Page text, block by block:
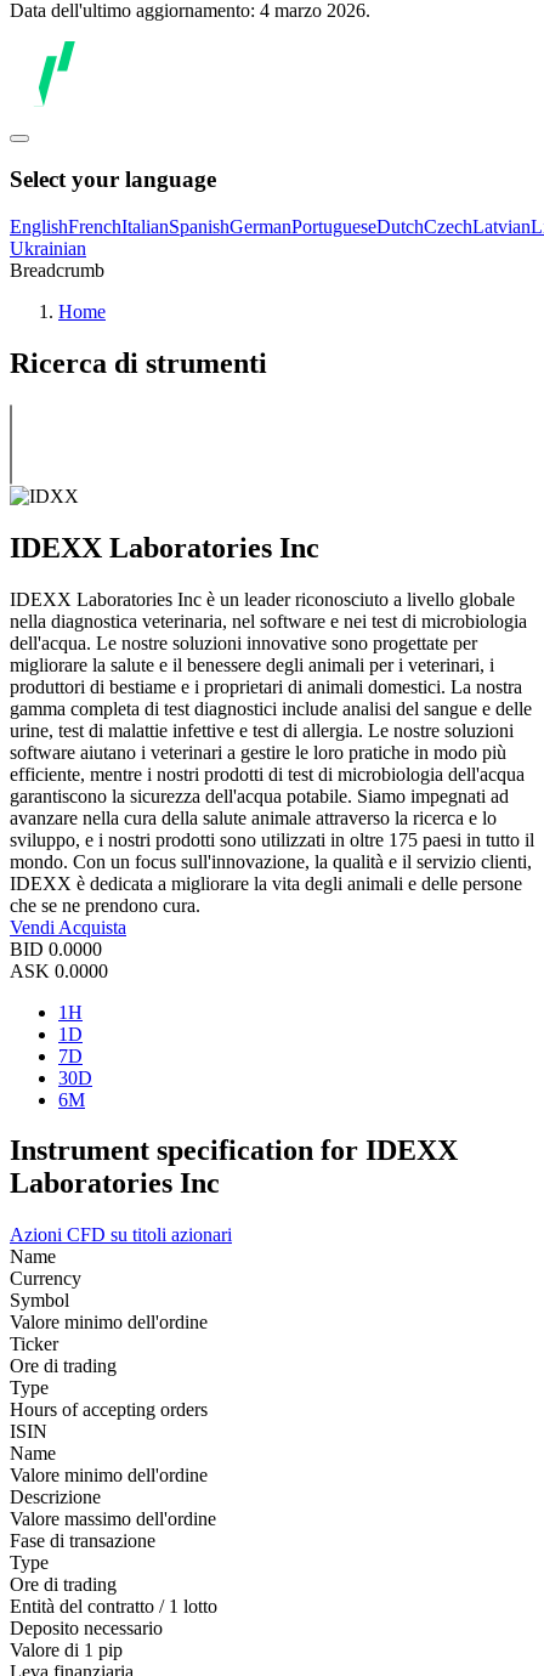
Data dell'ultimo aggiornamento: 4 marzo 2026.
Select your language
EnglishFrenchItalianSpanishGermanPortugueseDutchCzechLatvian
Ukrainian
Breadcrumb
Home
Ricerca di strumenti
IDEXX Laboratories Inc
IDEXX Laboratories Inc è un leader riconosciuto a livello globale
nella diagnostica veterinaria, nel software e nei test di microbiologia
dell'acqua. Le nostre soluzioni innovative sono progettate per
migliorare la salute e il benessere degli animali per i veterinari, i
produttori di bestiame e i proprietari di animali domestici. La nostra
gamma completa di test diagnostici include analisi del sangue e delle
urine, test di malattie infettive e test di allergia. Le nostre soluzioni
software aiutano i veterinari a gestire le loro pratiche in modo più
efficiente, mentre i nostri prodotti di test di microbiologia dell'acqua
garantiscono la sicurezza dell'acqua potabile. Siamo impegnati ad
avanzare nella cura della salute animale attraverso la ricerca e lo
sviluppo, e i nostri prodotti sono utilizzati in oltre 175 paesi in tutto il
mondo. Con un focus sull'innovazione, la qualità e il servizio clienti,
IDEXX è dedicata a migliorare la vita degli animali e delle persone
che se ne prendono cura.
Vendi Acquista
BID 0.0000
ASK 0.0000
1H
1D
7D
30D
6M
Instrument specification for IDEXX
Laboratories Inc
Azioni CFD su titoli azionari
Name
Currency
Symbol
Valore minimo dell'ordine
Ticker
Ore di trading
Type
Hours of accepting orders
ISIN
Name
Valore minimo dell'ordine
Descrizione
Valore massimo dell'ordine
Fase di transazione
Type
Ore di trading
Entità del contratto / 1 lotto
Deposito necessario
Valore di 1 pip